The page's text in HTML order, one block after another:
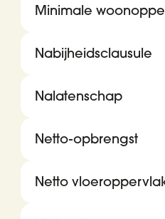
Minimale
Nabijheidsclausule
Nalatenschap
Netto-opbrengst
Netto